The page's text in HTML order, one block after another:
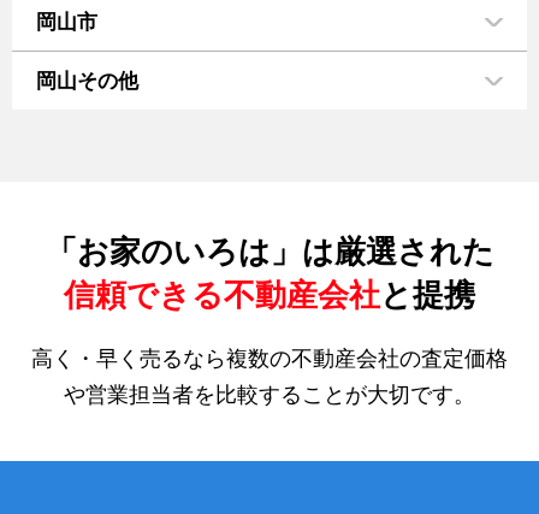
岡山市
岡山その他
「お家のいろは」は厳選された
信頼できる不動産会社と提携
高く・早く売るなら複数の不動産会社の査定価格
や営業担当者を比較することが大切です。